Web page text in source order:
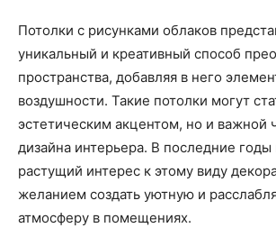
Потолки с рисунками облаков
уникальный и креативный способ
пространства, добавляя в него
воздушности. Такие потолки могут
эстетическим акцентом, но и важной
дизайна интерьера. В последние
растущий интерес к этому виду
желанием создать уютную и
атмосферу в помещениях.